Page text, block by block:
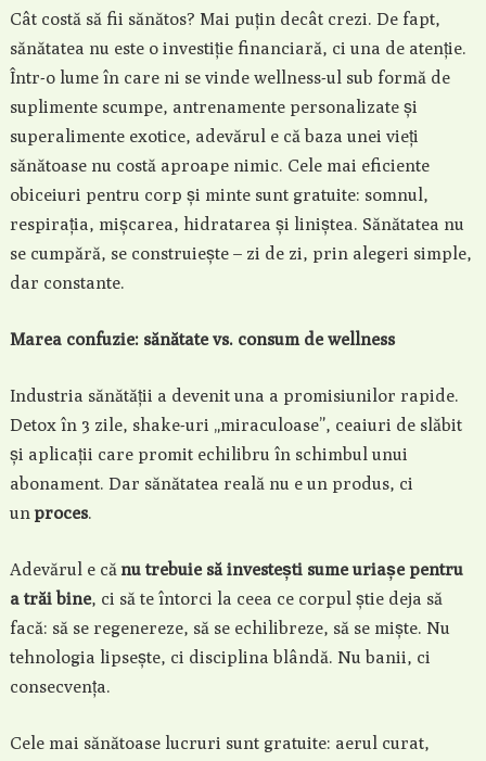
Cât costă să fii sănătos? Mai puțin decât crezi. De fapt,
sănătatea nu este o investiție financiară, ci una de atenție.
Într-o lume în care ni se vinde wellness-ul sub formă de
suplimente scumpe, antrenamente personalizate și
superalimente exotice, adevărul e că baza unei vieți
sănătoase nu costă aproape nimic. Cele mai eficiente
obiceiuri pentru corp și minte sunt gratuite: somnul,
respirația, mișcarea, hidratarea și liniștea. Sănătatea nu
se cumpără, se construiește – zi de zi, prin alegeri simple,
dar constante.
Marea confuzie: sănătate vs. consum de wellness
Industria sănătății a devenit una a promisiunilor rapide.
Detox în 3 zile, shake-uri „miraculoase”, ceaiuri de slăbit
și aplicații care promit echilibru în schimbul unui
abonament. Dar sănătatea reală nu e un produs, ci
unproces.
Adevărul e cănu trebuie să investești sume uriașe pentru
a trăi bine, ci să te întorci la ceea ce corpul știe deja să
facă: să se regenereze, să se echilibreze, să se miște. Nu
tehnologia lipsește, ci disciplina blândă. Nu banii, ci
consecvența.
Cele mai sănătoase lucruri sunt gratuite: aerul curat,